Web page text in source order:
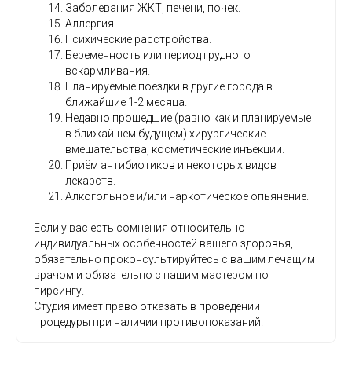
Заболевания ЖКТ, печени, почек.
Аллергия.
Психические расстройства.
Беременность или период грудного
вскармливания.
Планируемые поездки в другие города в
ближайшие 1-2 месяца.
Недавно прошедшие (равно как и планируемые
в ближайшем будущем) хирургические
вмешательства, косметические инъекции.
Приём антибиотиков и некоторых видов
лекарств.
Алкогольное и/или наркотическое опьянение.
Если у вас есть сомнения относительно
индивидуальных особенностей вашего здоровья,
обязательно проконсультируйтесь с вашим лечащим
врачом и обязательно с нашим мастером по
пирсингу.
Студия имеет право отказать в проведении
процедуры при наличии противопоказаний.